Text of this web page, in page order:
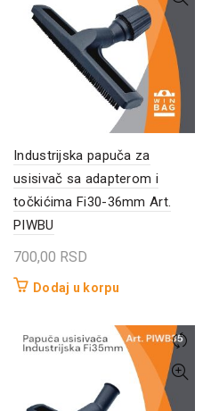
Industrijska papuča za
usisivač sa adapterom i
točkićima Fi30-36mm Art.
PIWBU
700,00 RSD
Dodaj u korpu